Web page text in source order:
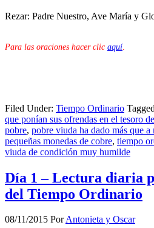
Rezar: Padre Nuestro, Ave María y
Para las oraciones hacer clic aquí.
Filed Under: Tiempo Ordinario
que ponían sus ofrendas en el tesoro
pobre, pobre viuda ha dado más que a
pequeñas monedas de cobre, tiempo
viuda de condición muy humilde
Día 1 – Lectura diaria
del Tiempo Ordinario
08/11/2015 PorAntonieta y Oscar